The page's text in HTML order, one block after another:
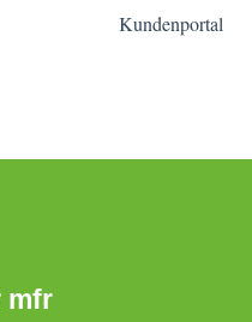
anzeigenKundenportal
mfr